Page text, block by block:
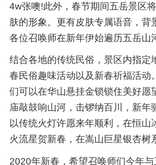
4w张噢!此外，春节期间五岳景区
肤的形象。更有皮肤专属语音，背
各位召唤师在新年伊始遍历五岳山
结合各地的传统民俗，景区内指定
春民俗趣味活动以及新春祈福活动
们可以在华山悬挂金锁锁住美好愿
庙敲鼓响山河，击锣纳百川，新年
以传统火灯许愿来年顺利，在恒山
火流星贺新春，在嵩山巨星银杏树
2020年新春，希望召唤师们今年